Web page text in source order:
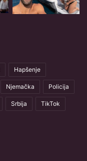
Hapšenje
Njemačka Policija
Srbija TikTok